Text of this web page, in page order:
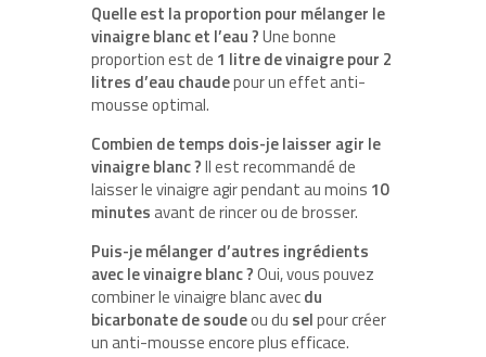
Quelle est la proportion pour mélanger le
vinaigre blanc et l’eau ?Une bonne
proportion est de 1 litre de vinaigre pour 2
litres d’eau chaudepour un effet anti-
mousse optimal.
Combien de temps dois-je laisser agir le
vinaigre blanc ?Il est recommandé de
laisser le vinaigre agir pendant au moins 10
minutes avant de rincer ou de brosser.
Puis-je mélanger d’autres ingrédients
avec le vinaigre blanc ?Oui, vous pouvez
combiner le vinaigre blanc avecdu
bicarbonate de soudeou du selpour créer
un anti-mousse encore plus efficace.